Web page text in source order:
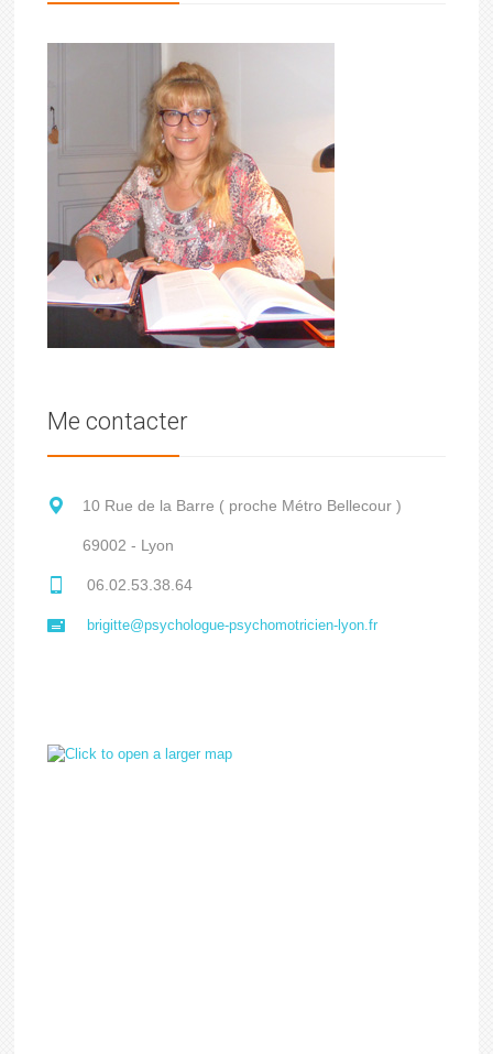
Me contacter
10 Rue de la Barre ( proche Métro Bellecour )
69002 - Lyon
06.02.53.38.64
brigitte@psychologue-psychomotricien-lyon.fr